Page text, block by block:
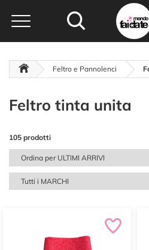
Feltro e Pannolenci
Feltro tinta unita
105 prodotti